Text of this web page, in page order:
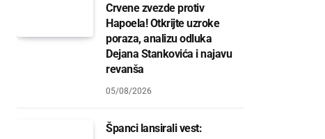
Crvene zvezde protiv
Hapoela! Otkrijte uzroke
poraza, analizu odluka
Dejana Stankovića i najavu
revanša
05/08/2026
Španci lansirali vest: